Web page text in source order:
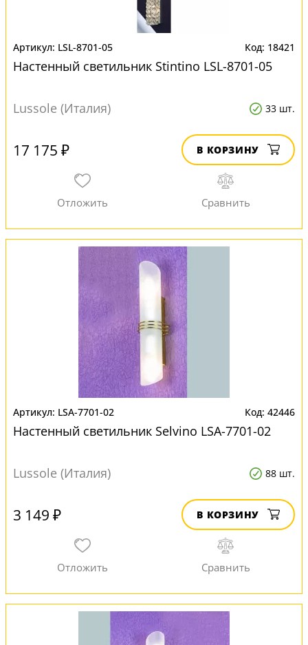
LSL-8701-05 18421
Настенный светильник Stintino LSL-8701-05
Lussole (Италия) 33 шт.
17 175 ₽ В КОРЗИНУ
LSA-7701-02 42446
Настенный светильник Selvino LSA-7701-02
Lussole (Италия) 88 шт.
3 149 ₽ В КОРЗИНУ